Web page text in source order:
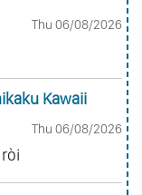
Thu 06/08/2026
Kawaii
Thu 06/08/2026